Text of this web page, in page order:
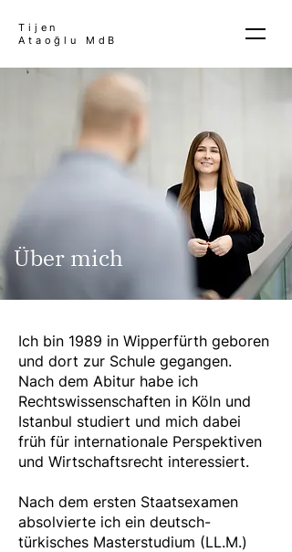
Tijen
Ataoğlu MdB
Über mich
Ich bin 1989 in Wipperfürth geboren
und dort zur Schule gegangen.
Nach dem Abitur habe ich
Rechtswissenschaften in Köln und
Istanbul studiert und mich dabei
früh für internationale Perspektiven
und Wirtschaftsrecht interessiert.
Nach dem ersten Staatsexamen
absolvierte ich ein deutsch-
türkisches Masterstudium (LL.M.)